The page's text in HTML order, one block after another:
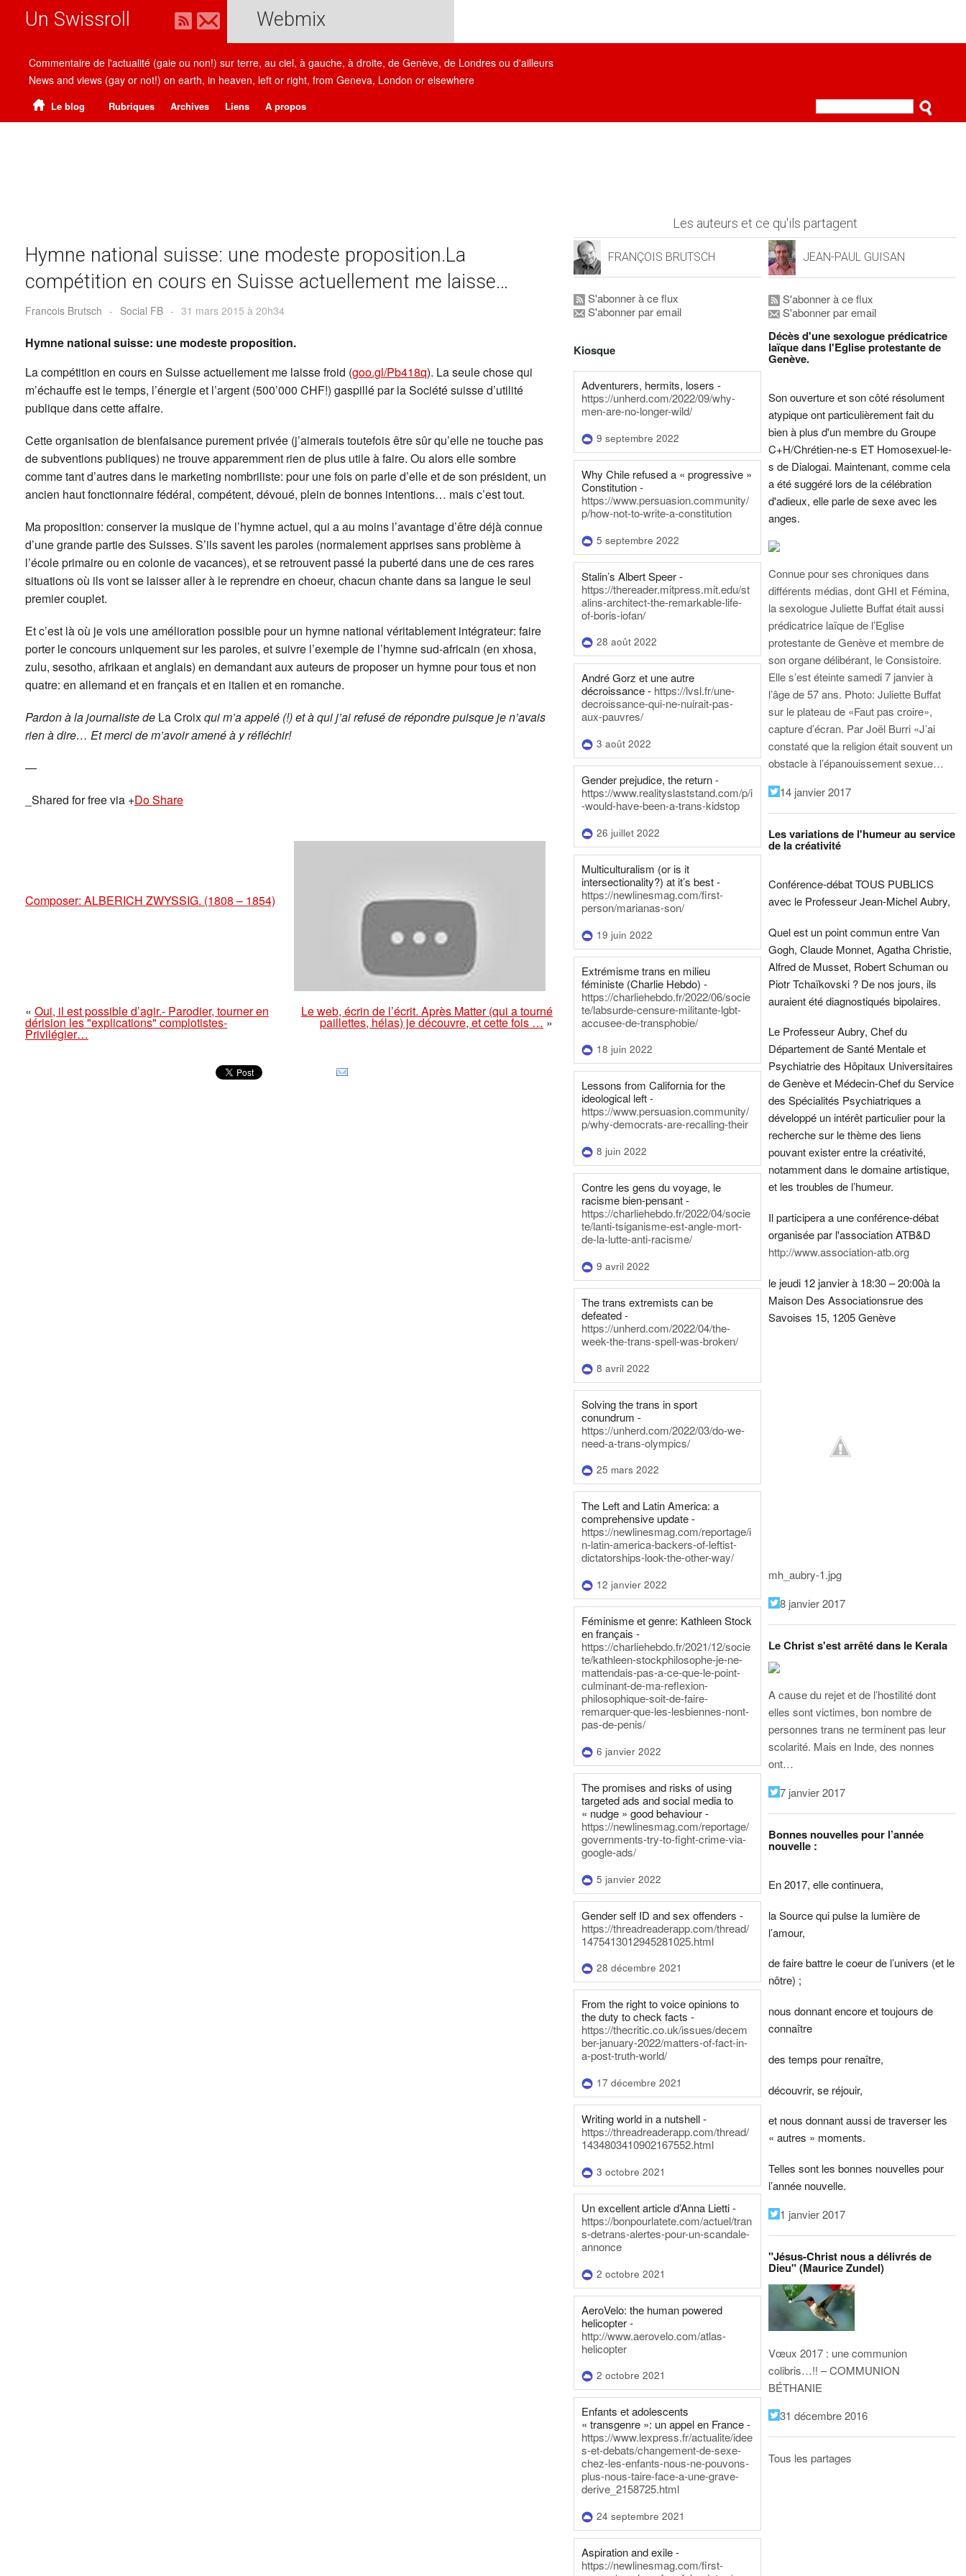
Un Swissroll Webmix
Commentaire de l'actualité (gaie ou non!) sur terre, au ciel, à gauche, à droite, de Genève, de Londres ou d'ailleurs
News and views (gay or not!) on earth, in heaven, left or right, from Geneva, London or elsewhere
Le blog Rubriques Archives Liens A propos
Hymne national suisse: une modeste proposition.La
compétition en cours en Suisse actuellement me laisse…
Francois Brutsch - Social FB - 31 mars 2015 à 20h34
Hymne national suisse: une modeste proposition.
La compétition en cours en Suisse actuellement me laisse froid (goo.gl/Pb418q). La seule chose qui
m’échauffe est le temps, l’énergie et l’argent (500’000 CHF!) gaspillé par la Société suisse d’utilité
publique dans cette affaire.
Cette organisation de bienfaisance purement privée (j’aimerais toutefois être sûr qu’elle ne touche pas
de subventions publiques) ne trouve apparemment rien de plus utile à faire. Ou alors elle sombre
comme tant d’autres dans le marketing nombriliste: pour une fois on parle d’elle et de son président, un
ancien haut fonctionnaire fédéral, compétent, dévoué, plein de bonnes intentions… mais c’est tout.
Ma proposition: conserver la musique de l’hymne actuel, qui a au moins l’avantage d’être déjà connue
d’une grande partie des Suisses. S’ils savent les paroles (normalement apprises sans problème à
l’école primaire ou en colonie de vacances), et se retrouvent passé la puberté dans une de ces rares
situations où ils vont se laisser aller à le reprendre en choeur, chacun chante dans sa langue le seul
premier couplet.
Et c’est là où je vois une amélioration possible pour un hymne national véritablement intégrateur: faire
porter le concours uniquement sur les paroles, et suivre l’exemple de l’hymne sud-africain (en xhosa,
zulu, sesotho, afrikaan et anglais) en demandant aux auteurs de proposer un hymne pour tous et non
quatre: en allemand et en français et en italien et en romanche.
Pardon à la journaliste de La Croixqui m’a appelé (!) et à qui j’ai refusé de répondre puisque je n’avais
rien à dire… Et merci de m’avoir amené à y réfléchir!
—
_Shared for free via +Do Share
Composer: ALBERICH ZWYSSIG. (1808 – 1854)
« Oui, il est possible d’agir.- Parodier, tourner en
dérision les "explications" complotistes-
Privilégier…
Le web, écrin de l’écrit. Après Matter (qui a tourné
paillettes, hélas) je découvre, et cette fois …»
Les auteurs et ce qu'ils partagent
FRANÇOIS BRUTSCH
S'abonner à ce flux
S'abonner par email
Kiosque
Adventurers, hermits, losers -
https://unherd.com/2022/09/why-
men-are-no-longer-wild/
9 septembre 2022
Why Chile refused a « progressive »
Constitution -
https://www.persuasion.community/
p/how-not-to-write-a-constitution
5 septembre 2022
Stalin’s Albert Speer -
https://thereader.mitpress.mit.edu/st
alins-architect-the-remarkable-life-
of-boris-iofan/
28 août 2022
André Gorz et une autre
décroissance - https://lvsl.fr/une-
decroissance-qui-ne-nuirait-pas-
aux-pauvres/
3 août 2022
Gender prejudice, the return -
https://www.realityslaststand.com/p/i
-would-have-been-a-trans-kidstop
26 juillet 2022
Multiculturalism (or is it
intersectionality?) at it’s best -
https://newlinesmag.com/first-
person/marianas-son/
19 juin 2022
Extrémisme trans en milieu
féministe (Charlie Hebdo) -
https://charliehebdo.fr/2022/06/socie
te/labsurde-censure-militante-lgbt-
accusee-de-transphobie/
18 juin 2022
Lessons from California for the
ideological left -
https://www.persuasion.community/
p/why-democrats-are-recalling-their
8 juin 2022
Contre les gens du voyage, le
racisme bien-pensant -
https://charliehebdo.fr/2022/04/socie
te/lanti-tsiganisme-est-angle-mort-
de-la-lutte-anti-racisme/
9 avril 2022
The trans extremists can be
defeated -
https://unherd.com/2022/04/the-
week-the-trans-spell-was-broken/
8 avril 2022
Solving the trans in sport
conundrum -
https://unherd.com/2022/03/do-we-
need-a-trans-olympics/
25 mars 2022
The Left and Latin America: a
comprehensive update -
https://newlinesmag.com/reportage/i
n-latin-america-backers-of-leftist-
dictatorships-look-the-other-way/
12 janvier 2022
Féminisme et genre: Kathleen Stock
en français -
https://charliehebdo.fr/2021/12/socie
te/kathleen-stockphilosophe-je-ne-
mattendais-pas-a-ce-que-le-point-
culminant-de-ma-reflexion-
philosophique-soit-de-faire-
remarquer-que-les-lesbiennes-nont-
pas-de-penis/
6 janvier 2022
The promises and risks of using
targeted ads and social media to
« nudge » good behaviour -
https://newlinesmag.com/reportage/
governments-try-to-fight-crime-via-
google-ads/
5 janvier 2022
Gender self ID and sex offenders -
https://threadreaderapp.com/thread/
1475413012945281025.html
28 décembre 2021
From the right to voice opinions to
the duty to check facts -
https://thecritic.co.uk/issues/decem
ber-january-2022/matters-of-fact-in-
a-post-truth-world/
17 décembre 2021
Writing world in a nutshell -
https://threadreaderapp.com/thread/
1434803410902167552.html
3 octobre 2021
Un excellent article d’Anna Lietti -
https://bonpourlatete.com/actuel/tran
s-detrans-alertes-pour-un-scandale-
annonce
2 octobre 2021
AeroVelo: the human powered
helicopter -
http://www.aerovelo.com/atlas-
helicopter
2 octobre 2021
Enfants et adolescents
« transgenre »: un appel en France -
https://www.lexpress.fr/actualite/idee
s-et-debats/changement-de-sexe-
chez-les-enfants-nous-ne-pouvons-
plus-nous-taire-face-a-une-grave-
derive_2158725.html
24 septembre 2021
Aspiration and exile -
https://newlinesmag.com/first-
JEAN-PAUL GUISAN
S'abonner à ce flux
S'abonner par email
Décès d'une sexologue prédicatrice
laïque dans l'Eglise protestante de
Genève.
Son ouverture et son côté résolument
atypique ont particulièrement fait du
bien à plus d'un membre du Groupe
C+H/Chrétien-ne-s ET Homosexuel-le-
s de Dialogai. Maintenant, comme cela
a été suggéré lors de la célébration
d'adieux, elle parle de sexe avec les
anges.
Connue pour ses chroniques dans
différents médias, dont GHI et Fémina,
la sexologue Juliette Buffat était aussi
prédicatrice laïque de l’Eglise
protestante de Genève et membre de
son organe délibérant, le Consistoire.
Elle s’est éteinte samedi 7 janvier à
l’âge de 57 ans. Photo: Juliette Buffat
sur le plateau de «Faut pas croire»,
capture d’écran. Par Joël Burri «J’ai
constaté que la religion était souvent un
obstacle à l’épanouissement sexue…
14 janvier 2017
Les variations de l'humeur au service
de la créativité
Conférence-débat TOUS PUBLICS
avec le Professeur Jean-Michel Aubry,
Quel est un point commun entre Van
Gogh, Claude Monnet, Agatha Christie,
Alfred de Musset, Robert Schuman ou
Piotr Tchaïkovski ? De nos jours, ils
auraient été diagnostiqués bipolaires.
Le Professeur Aubry, Chef du
Département de Santé Mentale et
Psychiatrie des Hôpitaux Universitaires
de Genève et Médecin-Chef du Service
des Spécialités Psychiatriques a
développé un intérêt particulier pour la
recherche sur le thème des liens
pouvant exister entre la créativité,
notamment dans le domaine artistique,
et les troubles de l’humeur.
Il participera a une conférence-débat
organisée par l'association ATB&D
http://www.association-atb.org
le jeudi 12 janvier à 18:30 – 20:00à la
Maison Des Associationsrue des
Savoises 15, 1205 Genève
mh_aubry-1.jpg
8 janvier 2017
Le Christ s'est arrêté dans le Kerala
A cause du rejet et de l’hostilité dont
elles sont victimes, bon nombre de
personnes trans ne terminent pas leur
scolarité. Mais en Inde, des nonnes
ont…
7 janvier 2017
Bonnes nouvelles pour l’année
nouvelle :
En 2017, elle continuera,
la Source qui pulse la lumière de
l’amour,
de faire battre le coeur de l’univers (et le
nôtre) ;
nous donnant encore et toujours de
connaître
des temps pour renaître,
découvrir, se réjouir,
et nous donnant aussi de traverser les
« autres » moments.
Telles sont les bonnes nouvelles pour
l’année nouvelle.
1 janvier 2017
"Jésus-Christ nous a délivrés de
Dieu" (Maurice Zundel)
Vœux 2017 : une communion
colibris…!! – COMMUNION
BÉTHANIE
31 décembre 2016
Tous les partages